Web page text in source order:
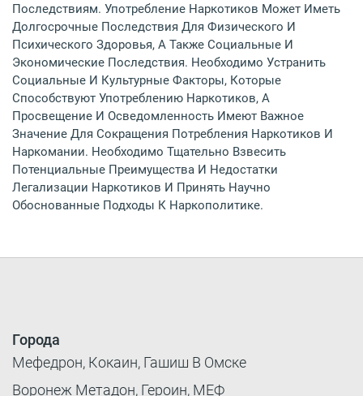
Последствиям. Употребление Наркотиков Может Иметь
Долгосрочные Последствия Для Физического И
Психического Здоровья, А Также Социальные И
Экономические Последствия. Необходимо Устранить
Социальные И Культурные Факторы, Которые
Способствуют Употреблению Наркотиков, А
Просвещение И Осведомленность Имеют Важное
Значение Для Сокращения Потребления Наркотиков И
Наркомании. Необходимо Тщательно Взвесить
Потенциальные Преимущества И Недостатки
Легализации Наркотиков И Принять Научно
Обоснованные Подходы К Наркополитике.
Города
Мефедрон, Кокаин, Гашиш В Омске
Воронеж Метадон, Героин, МЕФ